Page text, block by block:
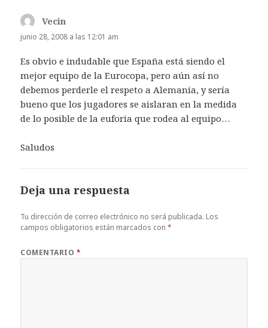
Vecin
junio 28, 2008 a las 12:01 am
Es obvio e indudable que España está siendo el
mejor equipo de la Eurocopa, pero aún así no
debemos perderle el respeto a Alemania, y sería
bueno que los jugadores se aislaran en la medida
de lo posible de la euforia que rodea al equipo…
Saludos
Deja una respuesta
Tu dirección de correo electrónico no será publicada. Los
campos obligatorios están marcados con*
COMENTARIO *